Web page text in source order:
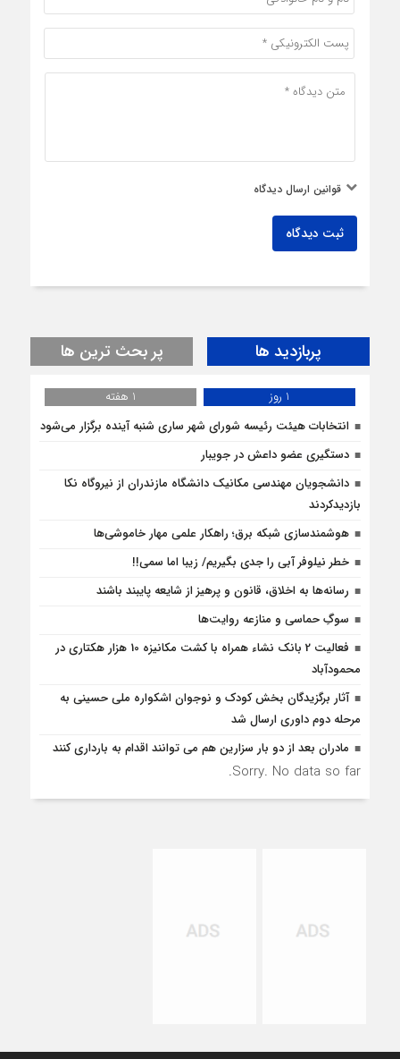
قوانین ارسال دیدگاه
ثبت دیدگاه
پربازدید ها پر بحث ترین ها
1 روز
1 هفته
انتخابات هیئت رئیسه شورای شهر ساری شنبه آینده برگزار می‌شود
دستگیری عضو داعش در جویبار
دانشجویان مهندسی مکانیک دانشگاه مازندران از نيروگاه نکا
بازديدكردند
هوشمندسازی شبکه برق؛ راهکار علمی مهار خاموشی‌ها
خطر نیلوفر آبی را جدی بگیریم/ زیبا اما سمی!!
رسانه‌ها به اخلاق، قانون و پرهیز از شایعه پایبند باشند
سوگِ حماسی و منازعه روایت‌ها
فعالیت 2 بانک نشاء همراه با کشت مکانیزه 10 هزار هکتاری در
محمودآباد
آثار برگزیدگان بخش کودک و نوجوان اشکواره ملی حسینی به
مرحله دوم داوری ارسال شد
مادران بعد از دو بار سزارین هم می توانند اقدام به بارداری کنند
Sorry. No data so far.